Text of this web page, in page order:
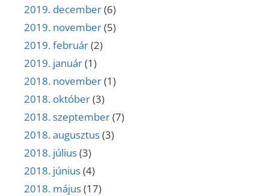
2019. december(6)
2019. november(5)
2019. február(2)
2019. január(1)
2018. november(1)
2018. október(3)
2018. szeptember(7)
2018. augusztus(3)
2018. július(3)
2018. június(4)
2018. május(17)